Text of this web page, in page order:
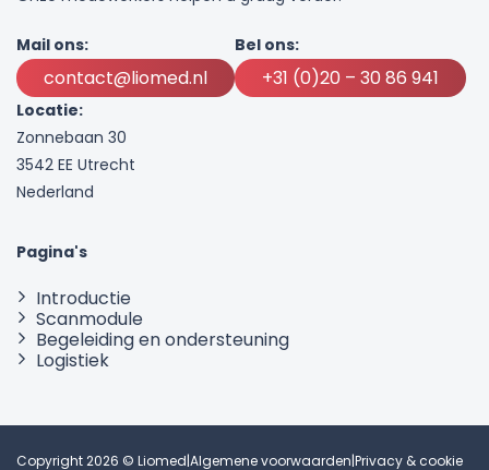
Mail ons:
contact@liomed.nl
Bel ons:
+31 (0)20 – 30 86 941
Locatie:
Zonnebaan 30
3542 EE Utrecht
Nederland
Pagina's
Introductie
Scanmodule
Begeleiding en ondersteuning
Logistiek
Copyright 2026 © Liomed|Algemene voorwaarden|Privacy & cookie